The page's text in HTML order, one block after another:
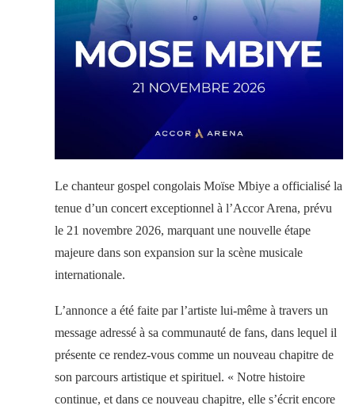
Le chanteur gospel congolais Moïse Mbiye a officialisé la
tenue d’un concert exceptionnel à l’Accor Arena, prévu
le 21 novembre 2026, marquant une nouvelle étape
majeure dans son expansion sur la scène musicale
internationale.
L’annonce a été faite par l’artiste lui-même à travers un
message adressé à sa communauté de fans, dans lequel il
présente ce rendez-vous comme un nouveau chapitre de
son parcours artistique et spirituel. « Notre histoire
continue, et dans ce nouveau chapitre, elle s’écrit encore